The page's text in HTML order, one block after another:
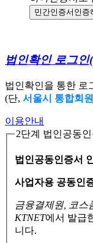
민간인증서 인증
법인확인 로그인
법인확인을 통한 로
(단, 서울시 통합회
이용안내
2단계 법인공동
법인공동인증서
사업자용 공동인
금융결제원, 코스
KTNET에서 발급
니다.